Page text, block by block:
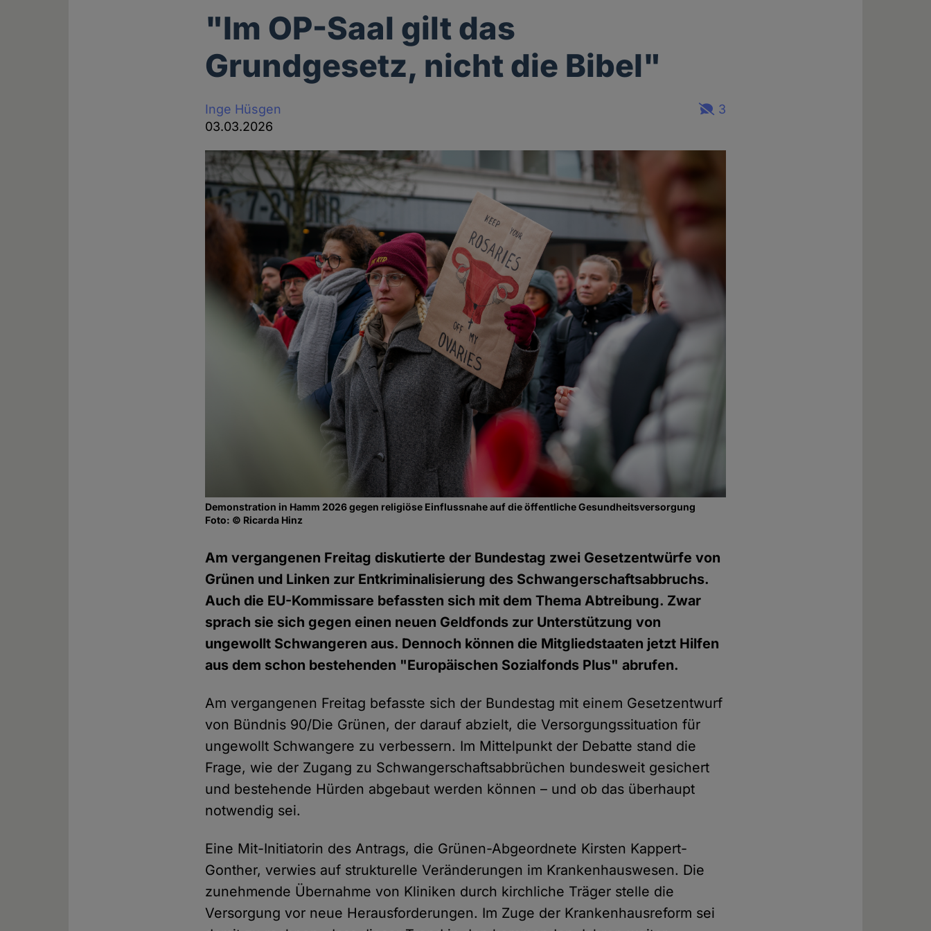
"Im OP-Saal gilt das
Grundgesetz, nicht die Bibel"
Inge Hüsgen
03.03.2026
3
Demonstration in Hamm 2026 gegen religiöse Einflussnahe auf die öffentliche Gesundheitsversorgung
Foto: © Ricarda Hinz
Am vergangenen Freitag diskutierte der Bundestag zwei Gesetzentwürfe von
Grünen und Linken zur Entkriminalisierung des Schwangerschaftsabbruchs.
Auch die EU-Kommissare befassten sich mit dem Thema Abtreibung. Zwar
sprach sie sich gegen einen neuen Geldfonds zur Unterstützung von
ungewollt Schwangeren aus. Dennoch können die Mitgliedstaaten jetzt Hilfen
aus dem schon bestehenden "Europäischen Sozialfonds Plus" abrufen.
Am vergangenen Freitag befasste sich der Bundestag mit einem Gesetzentwurf
von Bündnis 90/Die Grünen, der darauf abzielt, die Versorgungssituation für
ungewollt Schwangere zu verbessern. Im Mittelpunkt der Debatte stand die
Frage, wie der Zugang zu Schwangerschaftsabbrüchen bundesweit gesichert
und bestehende Hürden abgebaut werden können – und ob das überhaupt
notwendig sei.
Eine Mit-Initiatorin des Antrags, die Grünen-Abgeordnete Kirsten Kappert-
Gonther, verwies auf strukturelle Veränderungen im Krankenhauswesen. Die
zunehmende Übernahme von Kliniken durch kirchliche Träger stelle die
Versorgung vor neue Herausforderungen. Im Zuge der Krankenhausreform sei